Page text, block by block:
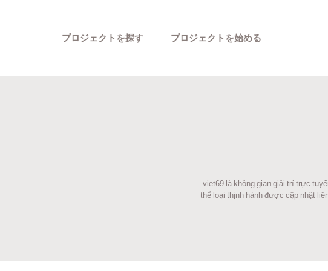
プロジェクトを探す
カテゴリーから探す タグから
プロジェクトを始める
viet69 là không gian giải trí trực
thể loại thịnh hành được cập nhật